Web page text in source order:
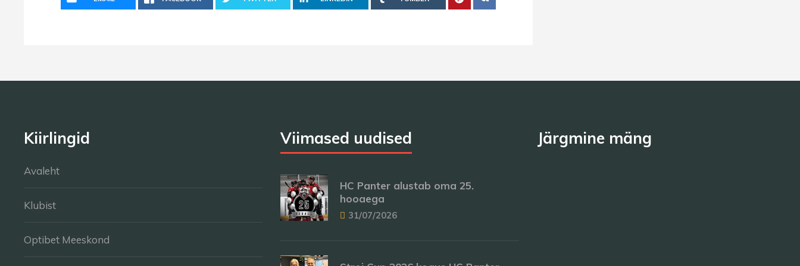
Kiirlingid
Avaleht
Klubist
Optibet Meeskond
Viimased uudised
HC Panter alustab oma 25.
hooaega
31/07/2026
Järgmine mäng